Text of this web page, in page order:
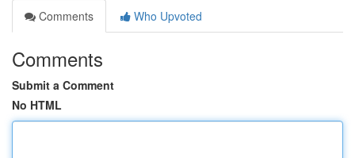
Comments
Who Upvoted
Comments
Submit a Comment
No HTML